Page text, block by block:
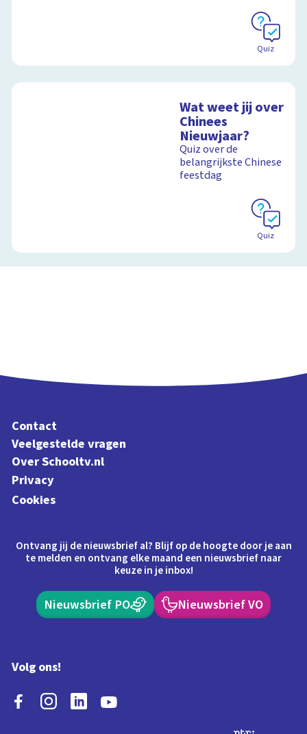
Quiz
Wat weet jij over
Chinees
Nieuwjaar?
Quiz over de
belangrijkste Chinese
feestdag
Quiz
Contact
Veelgestelde vragen
Over Schooltv.nl
Privacy
Cookies
Ontvang jij de nieuwsbrief al? Blijf op de hoogte door je aan
te melden en ontvang elke maand een nieuwsbrief naar
keuze in je inbox!
Nieuwsbrief PO Nieuwsbrief VO
Volg ons!